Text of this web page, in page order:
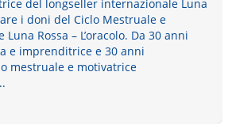
del longseller internazionale Luna
i doni del Ciclo Mestruale e
Rossa – L’oracolo. Da 30 anni
e imprenditrice e 30 anni
mestruale e motivatrice